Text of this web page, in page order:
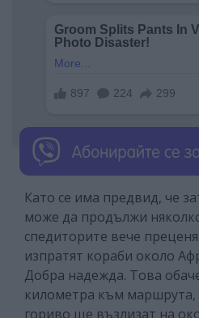
Като се има предвид, че
може да продължи
спедиторите вече
изпратят кораби около
Добра надежда. Това
километра към маршрута,
гориво ще възлизат на